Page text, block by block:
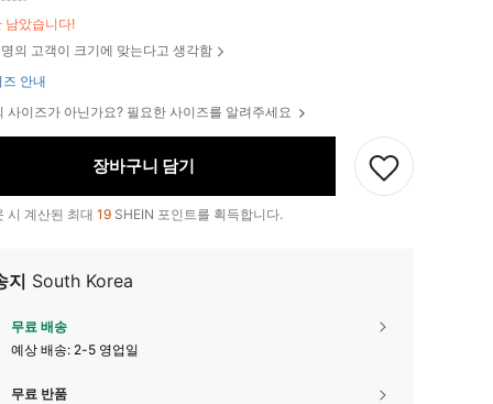
남았습니다!
명의 고객이 크기에 맞는다고 생각함
안내
사이즈가 아닌가요? 필요한 사이즈를 알려주세요
장바구니 담기
시 계산된 최대 19 SHEIN 포인트를 획득합니다.
지 South Korea
무료 배송
예상 배송: 2-5 영업일
무료 반품